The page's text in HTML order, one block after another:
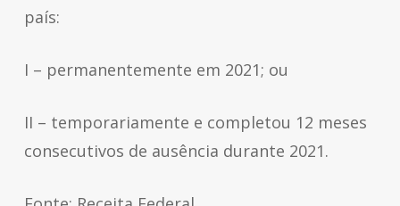
país:
I – permanentemente em 2021; ou
II – temporariamente e completou 12 meses
consecutivos de ausência durante 2021.